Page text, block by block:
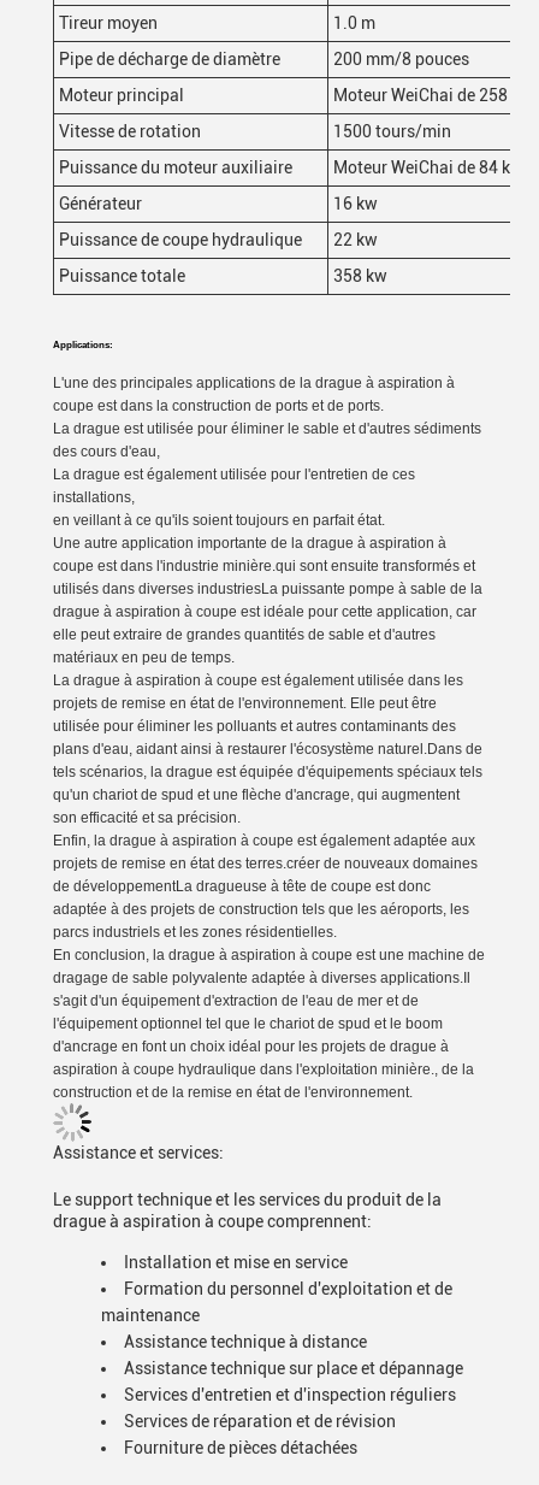
Tireur moyen
1.0 m
Pipe de décharge de diamètre
200 mm/8 pouces
Moteur principal
Moteur WeiChai de 258 kW
Vitesse de rotation
1500 tours/min
Puissance du moteur auxiliaire
Moteur WeiChai de 84 kW
Générateur
16 kw
Puissance de coupe hydraulique
22 kw
Puissance totale
358 kw
Applications:
L'une des principales applications de la drague à aspiration à
coupe est dans la construction de ports et de ports.
La drague est utilisée pour éliminer le sable et d'autres sédiments
des cours d'eau,
La drague est également utilisée pour l'entretien de ces
installations,
en veillant à ce qu'ils soient toujours en parfait état.
Une autre application importante de la drague à aspiration à
coupe est dans l'industrie minière.qui sont ensuite transformés et
utilisés dans diverses industriesLa puissante pompe à sable de la
drague à aspiration à coupe est idéale pour cette application, car
elle peut extraire de grandes quantités de sable et d'autres
matériaux en peu de temps.
La drague à aspiration à coupe est également utilisée dans les
projets de remise en état de l'environnement. Elle peut être
utilisée pour éliminer les polluants et autres contaminants des
plans d'eau, aidant ainsi à restaurer l'écosystème naturel.Dans de
tels scénarios, la drague est équipée d'équipements spéciaux tels
qu'un chariot de spud et une flèche d'ancrage, qui augmentent
son efficacité et sa précision.
Enfin, la drague à aspiration à coupe est également adaptée aux
projets de remise en état des terres.créer de nouveaux domaines
de développementLa dragueuse à tête de coupe est donc
adaptée à des projets de construction tels que les aéroports, les
parcs industriels et les zones résidentielles.
En conclusion, la drague à aspiration à coupe est une machine de
dragage de sable polyvalente adaptée à diverses applications.Il
s'agit d'un équipement d'extraction de l'eau de mer et de
l'équipement optionnel tel que le chariot de spud et le boom
d'ancrage en font un choix idéal pour les projets de drague à
aspiration à coupe hydraulique dans l'exploitation minière., de la
construction et de la remise en état de l'environnement.
Assistance et services:
Le support technique et les services du produit de la
drague à aspiration à coupe comprennent:
Installation et mise en service
Formation du personnel d'exploitation et de
maintenance
Assistance technique à distance
Assistance technique sur place et dépannage
Services d'entretien et d'inspection réguliers
Services de réparation et de révision
Fourniture de pièces détachées